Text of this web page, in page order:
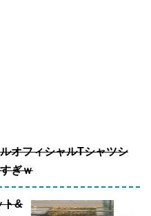
オフィシャルTシャツシ
ぎｗ
ト&